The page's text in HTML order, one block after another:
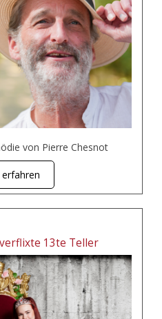
von Pierre Chesnot
13te Teller